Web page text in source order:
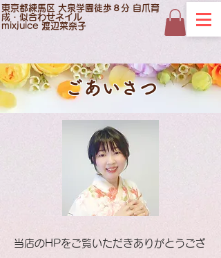
東京都練馬区 大泉学園徒歩８分 自爪育
成・似合わせネイル
mixjuice 渡辺菜奈子
ごあいさつ
当店のHPをご覧いただきありがとうござ